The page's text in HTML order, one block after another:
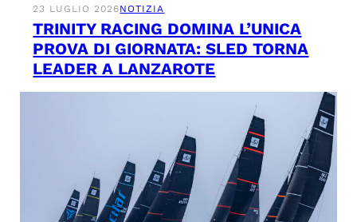
23 LUGLIO 2026NOTIZIA
TRINITY RACING DOMINA L’UNICA
PROVA DI GIORNATA: SLED TORNA
LEADER A LANZAROTE